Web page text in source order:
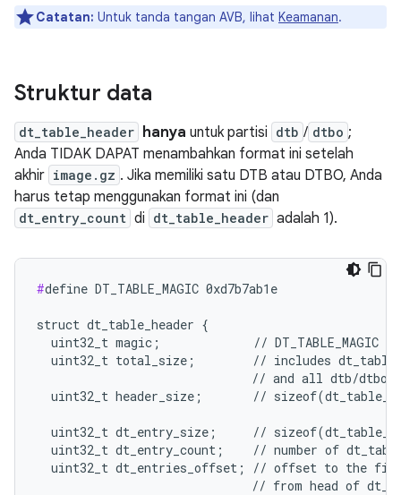
Catatan: Untuk tanda tangan AVB, lihat Keamanan.
Struktur data
dt_table_header hanya untuk partisi dtb / dtbo ;
Anda TIDAK DAPAT menambahkan format ini setelah
akhir image.gz . Jika memiliki satu DTB atau DTBO, Anda
harus tetap menggunakan format ini (dan
dt_entry_count di dt_table_header adalah 1).
#define DT_TABLE_MAGIC 0xd7b7ab1e
struct dt_table_header {
  uint32_t magic;             // DT_TABLE_MAGIC
uint32_t total_size;        // includes
                              // and all dtb/dtbo
uint32_t header_size;       //
uint32_t dt_entry_size;     //
uint32_t dt_entry_count;    // number of
uint32_t dt_entries_offset; // offset to the
// from head of